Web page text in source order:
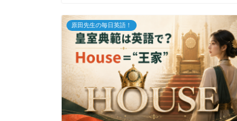
原田先生の毎日英語！